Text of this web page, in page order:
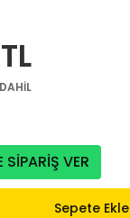
SİPARİŞ VER
Sepete Ekle